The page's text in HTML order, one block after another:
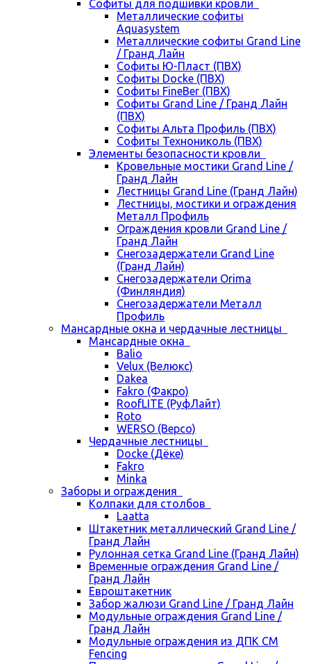
Cофиты для подшивки кровли
Металлические софиты
Aquasystem
Металлические софиты Grand Line
/ Гранд Лайн
Софиты Ю-Пласт (ПВХ)
Софиты Docke (ПВХ)
Софиты FineBer (ПВХ)
Софиты Grand Line / Гранд Лайн
(ПВХ)
Софиты Альта Профиль (ПВХ)
Софиты Технониколь (ПВХ)
Элементы безопасности кровли
Кровельные мостики Grand Line /
Гранд Лайн
Лестницы Grand Line (Гранд Лайн)
Лестницы, мостики и ограждения
Металл Профиль
Ограждения кровли Grand Line /
Гранд Лайн
Снегозадержатели Grand Line
(Гранд Лайн)
Снегозадержатели Orima
(Финляндия)
Снегозадержатели Металл
Профиль
Мансардные окна и чердачные лестницы
Мансардные окна
Balio
Velux (Велюкс)
Dakea
Fakro (Факро)
RoofLITE (РуфЛайт)
Roto
WERSO (Версо)
Чердачные лестницы
Docke (Дёке)
Fakro
Minka
Заборы и ограждения
Колпаки для столбов
Laatta
Штакетник металлический Grand Line /
Гранд Лайн
Рулонная сетка Grand Line (Гранд Лайн)
Временные ограждения Grand Line /
Гранд Лайн
Евроштакетник
Забор жалюзи Grand Line / Гранд Лайн
Модульные ограждения Grand Line /
Гранд Лайн
Модульные ограждения из ДПК CM
Fencing